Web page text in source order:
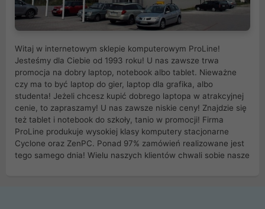
Witaj w internetowym sklepie komputerowym ProLine!
Jesteśmy dla Ciebie od 1993 roku! U nas zawsze trwa
promocja na dobry laptop, notebook albo tablet. Nieważne
czy ma to być laptop do gier, laptop dla grafika, albo
studenta! Jeżeli chcesz kupić dobrego laptopa w atrakcyjnej
cenie, to zapraszamy! U nas zawsze niskie ceny! Znajdzie się
też tablet i notebook do szkoły, tanio w promocji! Firma
ProLine produkuje wysokiej klasy komputery stacjonarne
Cyclone oraz ZenPC. Ponad 97% zamówień realizowane jest
tego samego dnia! Wielu naszych klientów chwali sobie nasze